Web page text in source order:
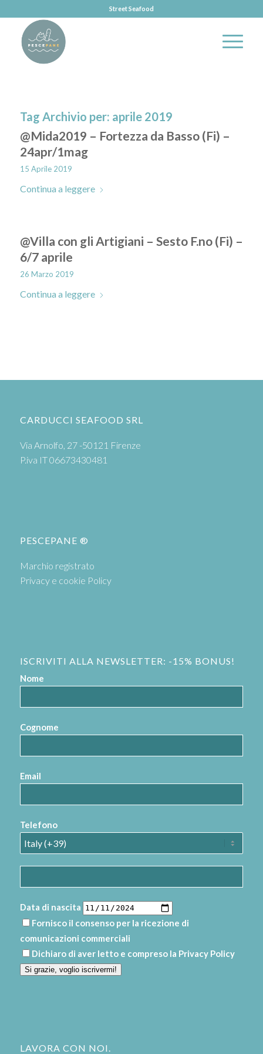
Street Seafood
Tag Archivio per: aprile 2019
@Mida2019 – Fortezza da Basso (Fi) –
24apr/1mag
15 Aprile 2019
Continua a leggere
@Villa con gli Artigiani – Sesto F.no (Fi) –
6/7 aprile
26 Marzo 2019
Continua a leggere
CARDUCCI SEAFOOD SRL
Via Arnolfo, 27 -50121 Firenze
P.iva IT 06673430481
PESCEPANE ®
Marchio registrato
Privacy e cookie Policy
ISCRIVITI ALLA NEWSLETTER: -15% BONUS!
Nome
Cognome
Email
Telefono
Data di nascita
Fornisco il consenso per la ricezione di
comunicazioni commerciali
Dichiaro di aver letto e compreso la Privacy Policy
Si grazie, voglio iscrivermi!
LAVORA CON NOI.